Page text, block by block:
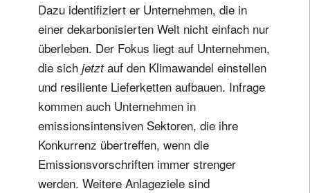
Dazu identifiziert er Unternehmen, die in
einer dekarbonisierten Welt nicht einfach nur
überleben. Der Fokus liegt auf Unternehmen,
die sich jetztauf den Klimawandel einstellen
und resiliente Lieferketten aufbauen. Infrage
kommen auch Unternehmen in
emissionsintensiven Sektoren, die ihre
Konkurrenz übertreffen, wenn die
Emissionsvorschriften immer strenger
werden. Weitere Anlageziele sind